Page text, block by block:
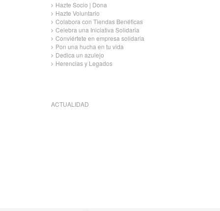
Hazte Socio | Dona
Hazte Voluntario
Colabora con Tiendas Benéficas
Celebra una Iniciativa Solidaria
Conviértete en empresa solidaria
Pon una hucha en tu vida
Dedica un azulejo
Herencias y Legados
ACTUALIDAD